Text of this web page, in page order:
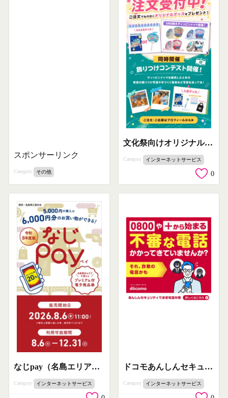
スポンサーリンク
Category その他
文化祭向けオリジナルグッズとアイス注文受付
Category インターネットサービス
0
なじpay（名島エリアで使えるプレミアム電子商品券）
Category インターネットサービス
ドコモあんしんセキュリティ（迷惑電話対策）
Category インターネットサービス